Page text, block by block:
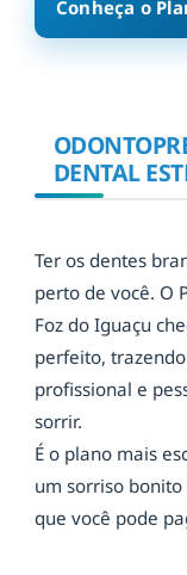
Conheça o
DENTAL
Ter os dentes
perto de você. O
Foz do Iguaçu
perfeito,
profissional e
sorrir.
É o plano mais
um sorriso
que você pode